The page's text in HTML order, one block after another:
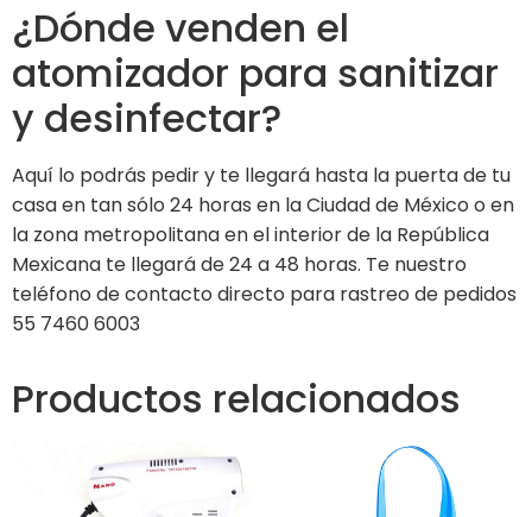
¿Dónde venden el
atomizador para sanitizar
y desinfectar?
Aquí lo podrás pedir y te llegará hasta la puerta de tu
casa en tan sólo 24 horas en la Ciudad de México o en
la zona metropolitana en el interior de la República
Mexicana te llegará de 24 a 48 horas. Te nuestro
teléfono de contacto directo para rastreo de pedidos
55 7460 6003
Productos relacionados